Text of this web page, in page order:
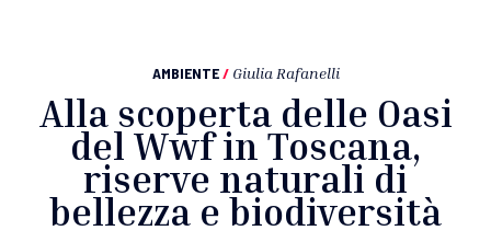
AMBIENTE / Giulia Rafanelli
Alla scoperta delle Oasi
del Wwf in Toscana,
riserve naturali di
bellezza e biodiversità